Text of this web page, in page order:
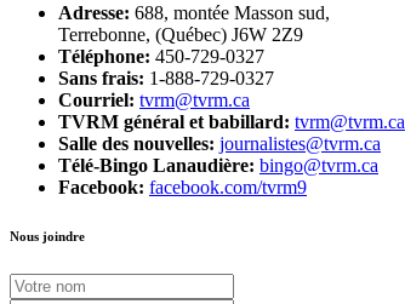
Adresse: 688, montée Masson sud,
Terrebonne, (Québec) J6W 2Z9
Téléphone: 450-729-0327
Sans frais: 1-888-729-0327
Courriel: tvrm@tvrm.ca
TVRM général et babillard: tvrm@tvrm.ca
Salle des nouvelles: journalistes@tvrm.ca
Télé-Bingo Lanaudière: bingo@tvrm.ca
Facebook: facebook.com/tvrm9
Nous joindre